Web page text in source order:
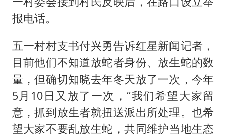
报电话。
五一村村支书付兴勇告诉红星新闻记者，
目前他们不知道放蛇者身份、放生蛇的数
量，但确切知晓去年冬天放了一次，今年
5月10日又放了一次，“我们希望大家留
意，抓到放生者就扭送派出所处理。也希
望大家不要乱放生蛇，共同维护当地生态